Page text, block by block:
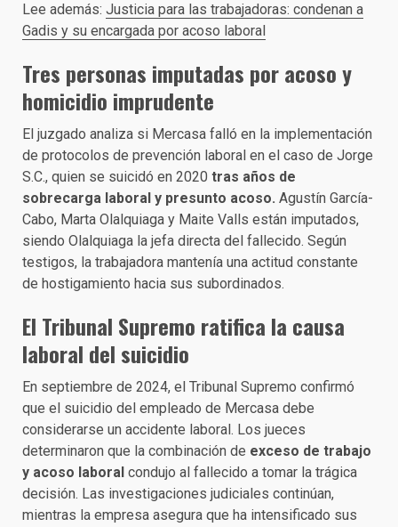
Lee además: Justicia para las trabajadoras: condenan a
Gadis y su encargada por acoso laboral
Tres personas imputadas por acoso y
homicidio imprudente
El juzgado analiza si Mercasa falló en la implementación
de protocolos de prevención laboral en el caso de Jorge
S.C., quien se suicidó en 2020 tras años de
sobrecarga laboral y presunto acoso. Agustín García-
Cabo, Marta Olalquiaga y Maite Valls están imputados,
siendo Olalquiaga la jefa directa del fallecido. Según
testigos, la trabajadora mantenía una actitud constante
de hostigamiento hacia sus subordinados.
El Tribunal Supremo ratifica la causa
laboral del suicidio
En septiembre de 2024, el Tribunal Supremo confirmó
que el suicidio del empleado de Mercasa debe
considerarse un accidente laboral. Los jueces
determinaron que la combinación de exceso de trabajo
y acoso laboral condujo al fallecido a tomar la trágica
decisión. Las investigaciones judiciales continúan,
mientras la empresa asegura que ha intensificado sus